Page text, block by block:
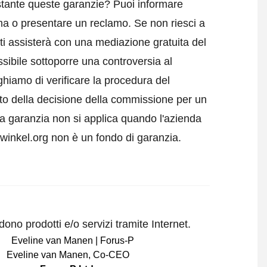
queste garanzie? Puoi informare
o presentare un reclamo. Se non riesci a
assisterà con una mediazione gratuita del
sottoporre una controversia al
di verificare la procedura del
della decisione della commissione per un
garanzia non si applica quando l'azienda
non è un fondo di garanzia.
prodotti e/o servizi tramite Internet.
Eveline van Manen, Co-CEO